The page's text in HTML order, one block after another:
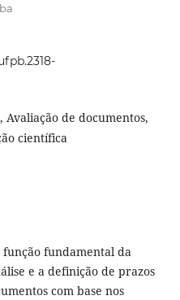
de documentos,
científica
fundamental da
e a definição de prazos
com base nos